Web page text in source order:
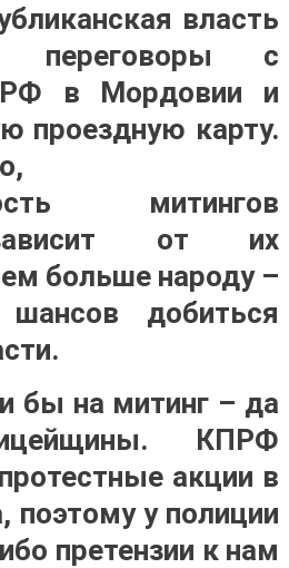
власть
переговоры с
в Мордовии и
проездную карту.
митингов
от их
больше народу –
добиться
бы на митинг – да
КПРФ
акции в
поэтому у полиции
претензии к нам